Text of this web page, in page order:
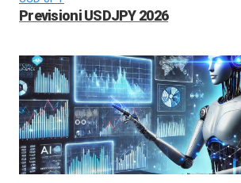
Previsioni USDJPY 2026